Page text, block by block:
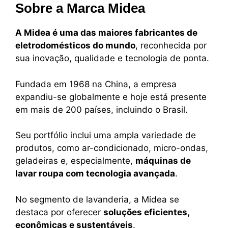
Sobre a Marca Midea
A Midea é uma das maiores fabricantes de
eletrodomésticos do mundo, reconhecida por
sua inovação, qualidade e tecnologia de ponta.
Fundada em 1968 na China, a empresa
expandiu-se globalmente e hoje está presente
em mais de 200 países, incluindo o Brasil.
Seu portfólio inclui uma ampla variedade de
produtos, como ar-condicionado, micro-ondas,
geladeiras e, especialmente, máquinas de
lavar roupa com tecnologia avançada.
No segmento de lavanderia, a Midea se
destaca por oferecer soluções eficientes,
econômicas e sustentáveis.